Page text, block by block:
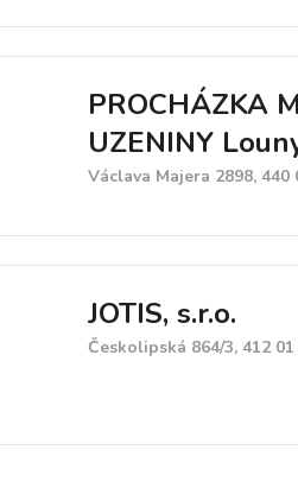
PROCHÁZKA
UZENINY
Václava Majera 2898, 440
JOTIS, s.r.o.
Českolipská 864/3, 412